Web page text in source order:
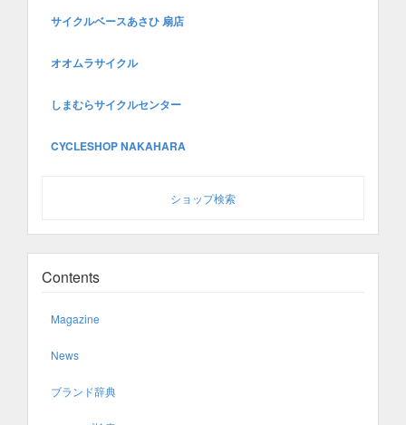
サイクルベースあさひ 扇店
オオムラサイクル
しまむらサイクルセンター
CYCLESHOP NAKAHARA
ショップ検索
Contents
Magazine
News
ブランド辞典